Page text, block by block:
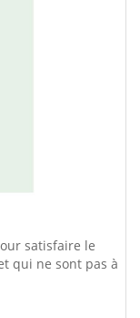
satisfaire le
qui ne sont pas à